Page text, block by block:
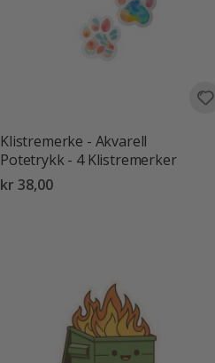
Klistremerke - Akvarell
Potetrykk - 4 Klistremerker
kr 38,00